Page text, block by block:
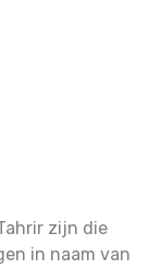
zijn die
in naam van